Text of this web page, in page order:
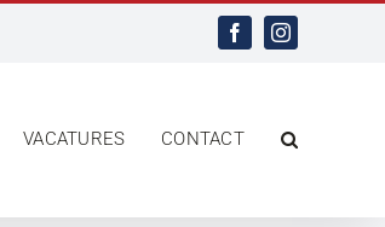
FacebookInstagram
VACATURES CONTACT